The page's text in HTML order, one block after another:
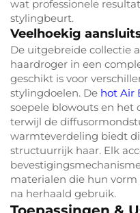
wat professionele
stylingbeurt.
Veelhoekig
De uitgebreide collectie
haardroger in een
geschikt is voor
stylingdoelen. De hot Air
soepele blowouts en het
terwijl de
warmteverdeling biedt
structuurrijk haar. Elk
materialen die hun
na herhaald gebruik.